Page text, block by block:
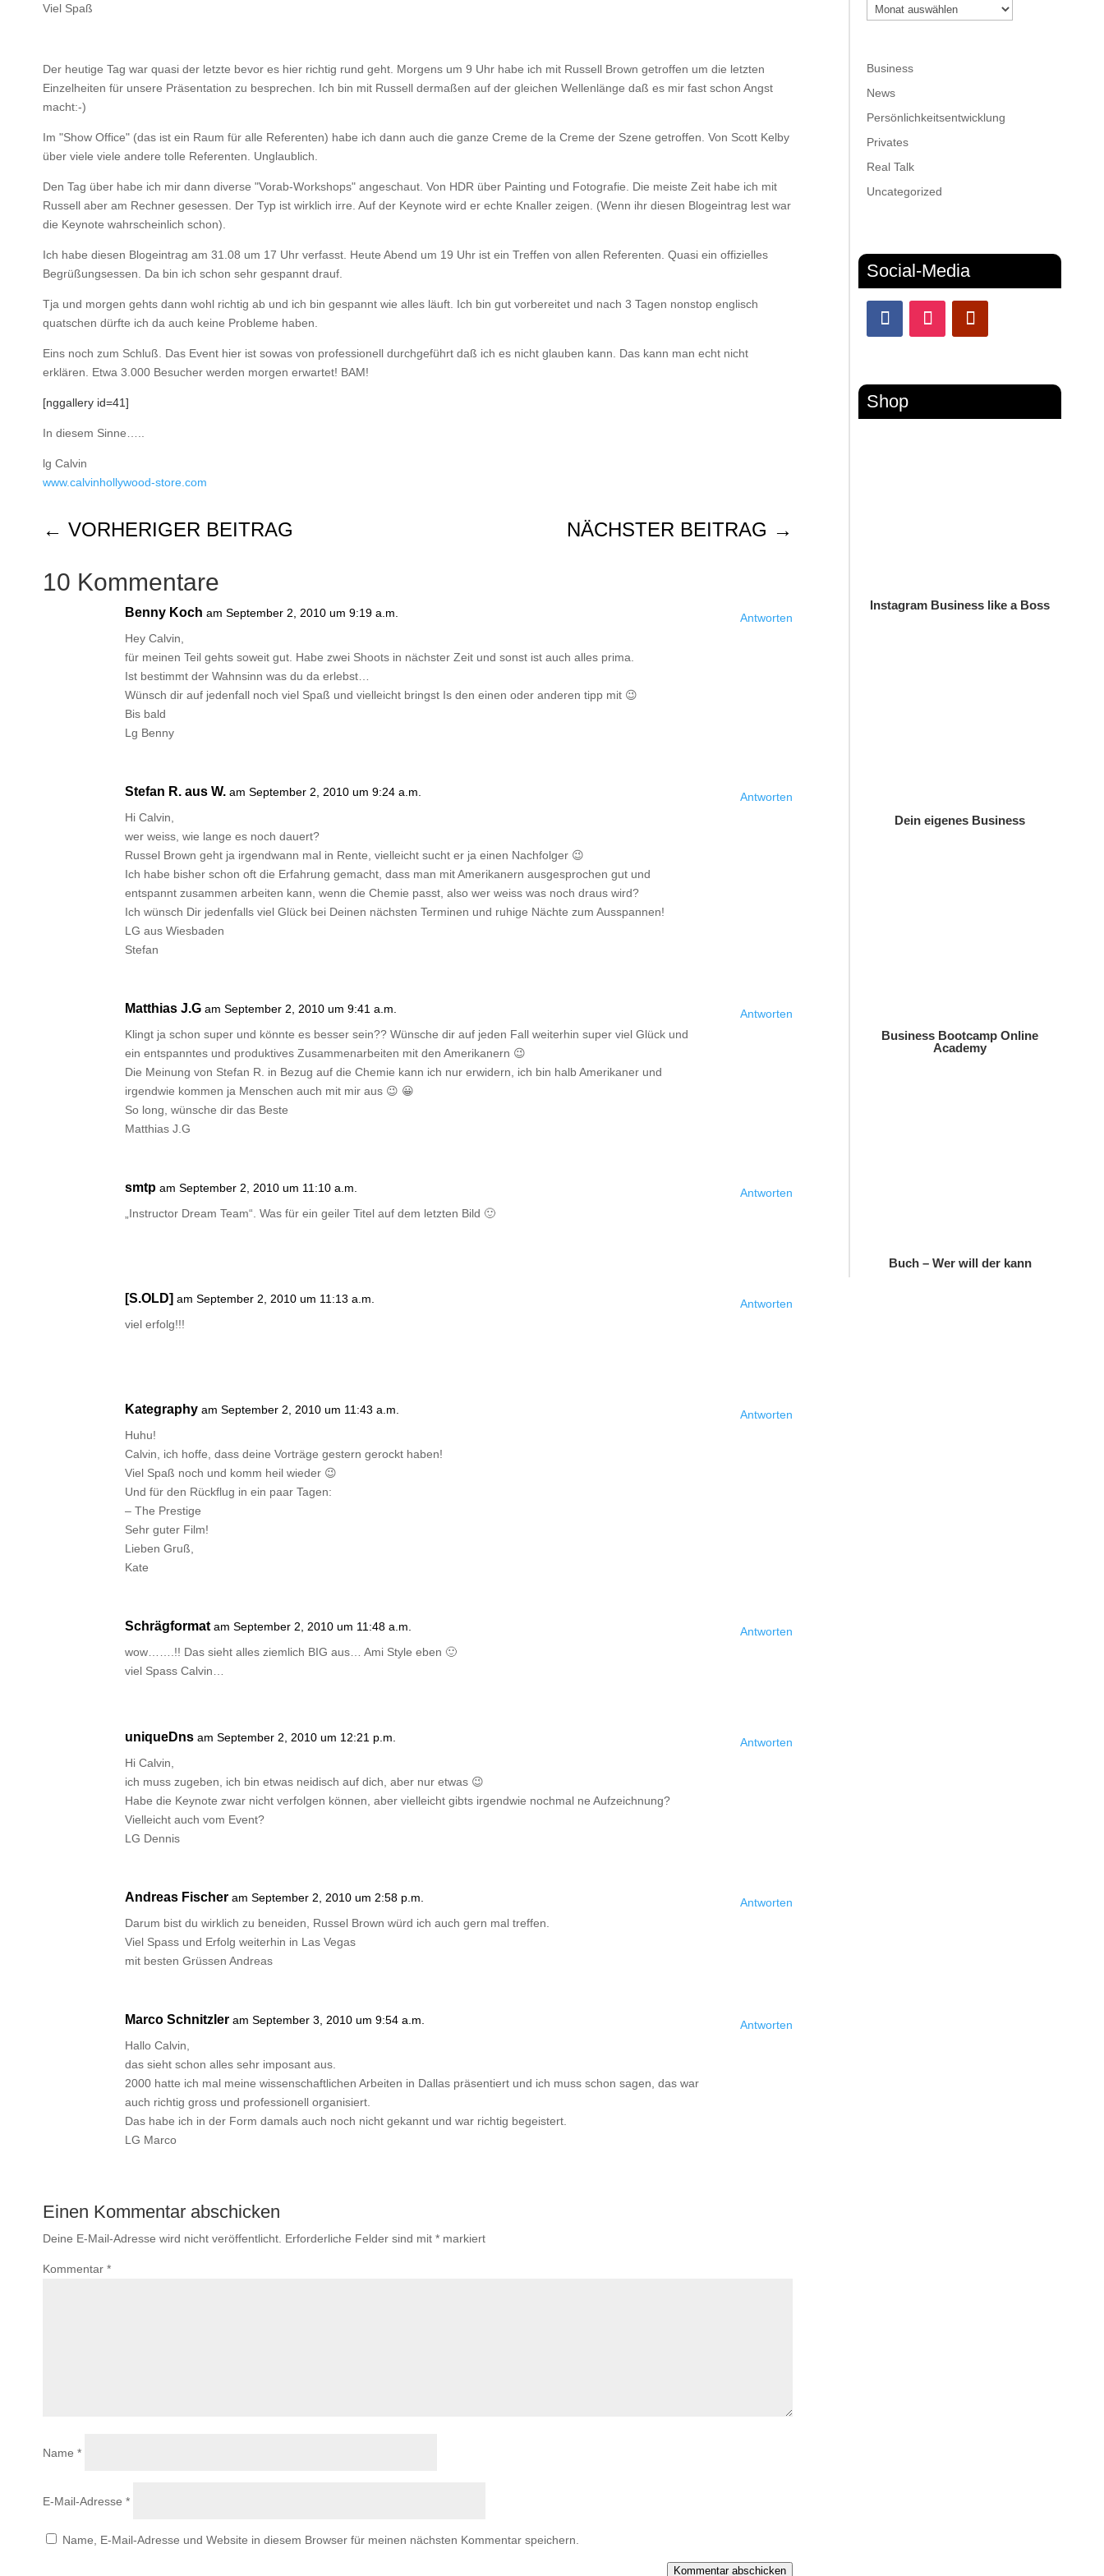
Viel Spaß
Der heutige Tag war quasi der letzte bevor es hier richtig rund geht. Morgens um 9 Uhr habe ich mit Russell Brown getroffen um die letzten
Einzelheiten für unsere Präsentation zu besprechen. Ich bin mit Russell dermaßen auf der gleichen Wellenlänge daß es mir fast schon Angst
macht:-)
Im "Show Office" (das ist ein Raum für alle Referenten) habe ich dann auch die ganze Creme de la Creme der Szene getroffen. Von Scott Kelby
über viele viele andere tolle Referenten. Unglaublich.
Den Tag über habe ich mir dann diverse "Vorab-Workshops" angeschaut. Von HDR über Painting und Fotografie. Die meiste Zeit habe ich mit
Russell aber am Rechner gesessen. Der Typ ist wirklich irre. Auf der Keynote wird er echte Knaller zeigen. (Wenn ihr diesen Blogeintrag lest war
die Keynote wahrscheinlich schon).
Ich habe diesen Blogeintrag am 31.08 um 17 Uhr verfasst. Heute Abend um 19 Uhr ist ein Treffen von allen Referenten. Quasi ein offizielles
Begrüßungsessen. Da bin ich schon sehr gespannt drauf.
Tja und morgen gehts dann wohl richtig ab und ich bin gespannt wie alles läuft. Ich bin gut vorbereitet und nach 3 Tagen nonstop englisch
quatschen dürfte ich da auch keine Probleme haben.
Eins noch zum Schluß. Das Event hier ist sowas von professionell durchgeführt daß ich es nicht glauben kann. Das kann man echt nicht
erklären. Etwa 3.000 Besucher werden morgen erwartet! BAM!
[nggallery id=41]
In diesem Sinne…..
lg Calvin
www.calvinhollywood-store.com
← VORHERIGER BEITRAG NÄCHSTER BEITRAG →
10 Kommentare
Benny Koch am September 2, 2010 um 9:19 a.m.
Hey Calvin,
für meinen Teil gehts soweit gut. Habe zwei Shoots in nächster Zeit und sonst ist auch alles prima.
Ist bestimmt der Wahnsinn was du da erlebst…
Wünsch dir auf jedenfall noch viel Spaß und vielleicht bringst Is den einen oder anderen tipp mit 😉
Bis bald
Lg Benny
Antworten
Stefan R. aus W. am September 2, 2010 um 9:24 a.m.
Hi Calvin,
wer weiss, wie lange es noch dauert?
Russel Brown geht ja irgendwann mal in Rente, vielleicht sucht er ja einen Nachfolger 😉
Ich habe bisher schon oft die Erfahrung gemacht, dass man mit Amerikanern ausgesprochen gut und
entspannt zusammen arbeiten kann, wenn die Chemie passt, also wer weiss was noch draus wird?
Ich wünsch Dir jedenfalls viel Glück bei Deinen nächsten Terminen und ruhige Nächte zum Ausspannen!
LG aus Wiesbaden
Stefan
Antworten
Matthias J.G am September 2, 2010 um 9:41 a.m.
Klingt ja schon super und könnte es besser sein?? Wünsche dir auf jeden Fall weiterhin super viel Glück und
ein entspanntes und produktives Zusammenarbeiten mit den Amerikanern 😉
Die Meinung von Stefan R. in Bezug auf die Chemie kann ich nur erwidern, ich bin halb Amerikaner und
irgendwie kommen ja Menschen auch mit mir aus 😉 😀
So long, wünsche dir das Beste
Matthias J.G
Antworten
smtp am September 2, 2010 um 11:10 a.m.
„Instructor Dream Team“. Was für ein geiler Titel auf dem letzten Bild 🙂
Antworten
[S.OLD] am September 2, 2010 um 11:13 a.m.
viel erfolg!!!
Antworten
Kategraphy am September 2, 2010 um 11:43 a.m.
Huhu!
Calvin, ich hoffe, dass deine Vorträge gestern gerockt haben!
Viel Spaß noch und komm heil wieder 😉
Und für den Rückflug in ein paar Tagen:
– The Prestige
Sehr guter Film!
Lieben Gruß,
Kate
Antworten
Schrägformat am September 2, 2010 um 11:48 a.m.
wow…….!! Das sieht alles ziemlich BIG aus… Ami Style eben 🙂
viel Spass Calvin…
Antworten
uniqueDns am September 2, 2010 um 12:21 p.m.
Hi Calvin,
ich muss zugeben, ich bin etwas neidisch auf dich, aber nur etwas 😉
Habe die Keynote zwar nicht verfolgen können, aber vielleicht gibts irgendwie nochmal ne Aufzeichnung?
Vielleicht auch vom Event?
LG Dennis
Antworten
Andreas Fischer am September 2, 2010 um 2:58 p.m.
Darum bist du wirklich zu beneiden, Russel Brown würd ich auch gern mal treffen.
Viel Spass und Erfolg weiterhin in Las Vegas
mit besten Grüssen Andreas
Antworten
Marco Schnitzler am September 3, 2010 um 9:54 a.m.
Hallo Calvin,
das sieht schon alles sehr imposant aus.
2000 hatte ich mal meine wissenschaftlichen Arbeiten in Dallas präsentiert und ich muss schon sagen, das war
auch richtig gross und professionell organisiert.
Das habe ich in der Form damals auch noch nicht gekannt und war richtig begeistert.
LG Marco
Antworten
Einen Kommentar abschicken
Deine E-Mail-Adresse wird nicht veröffentlicht. Erforderliche Felder sind mit * markiert
Kommentar *
Name *
E-Mail-Adresse *
Name, E-Mail-Adresse und Website in diesem Browser für meinen nächsten Kommentar speichern.
Kommentar abschicken
Archiv
Business
News
Persönlichkeitsentwicklung
Privates
Real Talk
Uncategorized
Social-Media
Shop
Instagram Business like a Boss
Dein eigenes Business
Business Bootcamp Online
Academy
Buch – Wer will der kann